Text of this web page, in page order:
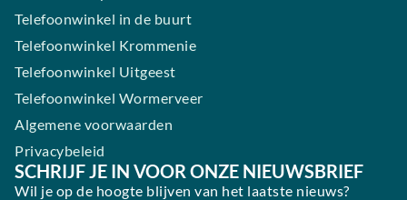
Telefoonwinkel in de buurt
Telefoonwinkel Krommenie
Telefoonwinkel Uitgeest
Telefoonwinkel Wormerveer
Algemene voorwaarden
Privacybeleid
SCHRIJF JE IN VOOR ONZE NIEUWSBRIEF
Wil je op de hoogte blijven van het laatste nieuws?